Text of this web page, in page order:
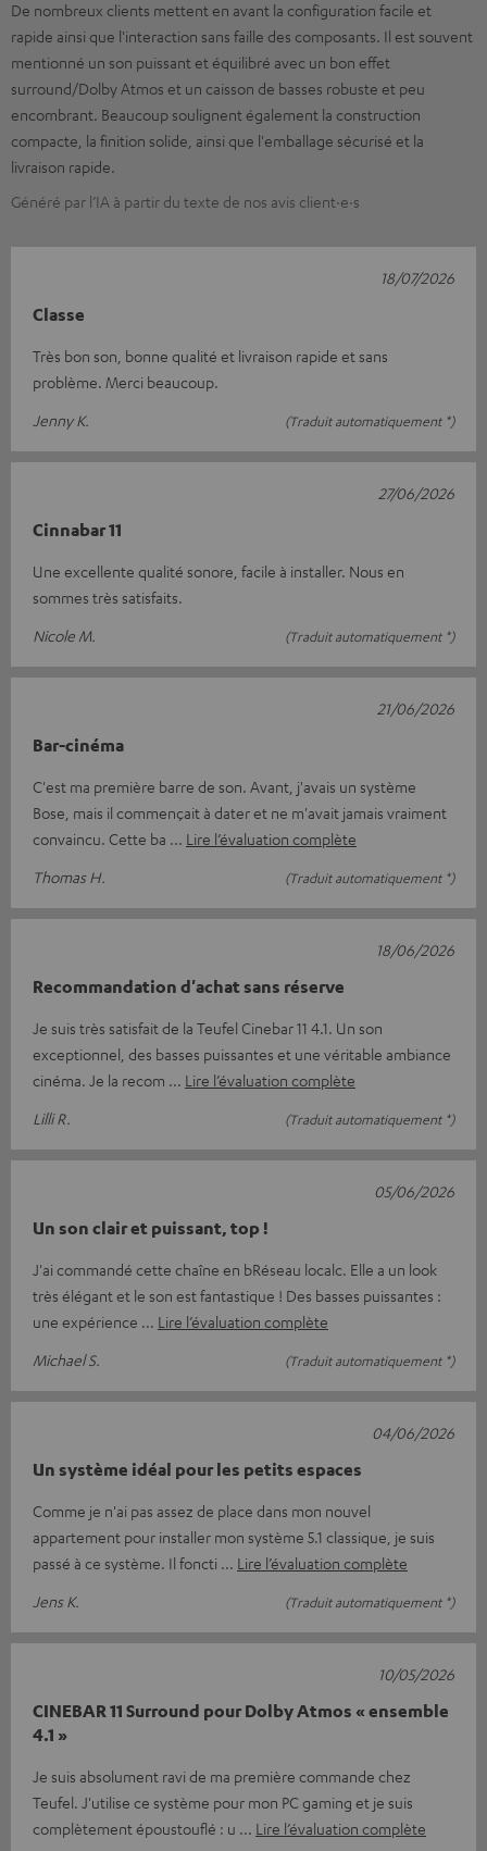
De nombreux clients mettent en avant la configuration facile et
rapide ainsi que l'interaction sans faille des composants. Il est souvent
mentionné un son puissant et équilibré avec un bon effet
surround/Dolby Atmos et un caisson de basses robuste et peu
encombrant. Beaucoup soulignent également la construction
compacte, la finition solide, ainsi que l'emballage sécurisé et la
livraison rapide.
Généré par l’IA à partir du texte de nos avis client·e·s
Classe
Très bon son, bonne qualité et livraison rapide et sans
problème. Merci beaucoup.
Jenny K.
(Traduit automatiquement *)
18/07/2026
Cinnabar 11
Une excellente qualité sonore, facile à installer. Nous en
sommes très satisfaits.
Nicole M.
(Traduit automatiquement *)
27/06/2026
Bar-cinéma
C'est ma première barre de son. Avant, j'avais un système
Bose, mais il commençait à dater et ne m'avait jamais vraiment
convaincu. Cette ba
Lire l’évaluation complète
Thomas H.
(Traduit automatiquement *)
21/06/2026
Recommandation d'achat sans réserve
Je suis très satisfait de la Teufel Cinebar 11 4.1. Un son
exceptionnel, des basses puissantes et une véritable ambiance
cinéma. Je la recom
Lire l’évaluation complète
Lilli R.
(Traduit automatiquement *)
18/06/2026
Un son clair et puissant, top !
J'ai commandé cette chaîne en bRéseau localc. Elle a un look
très élégant et le son est fantastique ! Des basses puissantes :
une expérience
Lire l’évaluation complète
Michael S.
(Traduit automatiquement *)
05/06/2026
Un système idéal pour les petits espaces
Comme je n'ai pas assez de place dans mon nouvel
appartement pour installer mon système 5.1 classique, je suis
passé à ce système. Il foncti
Lire l’évaluation complète
Jens K.
(Traduit automatiquement *)
04/06/2026
CINEBAR 11 Surround pour Dolby Atmos « ensemble
4.1 »
Je suis absolument ravi de ma première commande chez
Teufel. J'utilise ce système pour mon PC gaming et je suis
complètement époustouflé : u
Lire l’évaluation complète
10/05/2026